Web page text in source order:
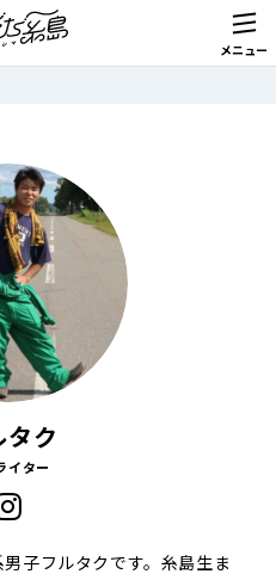
タク
イター
子フルタクです。糸島生ま